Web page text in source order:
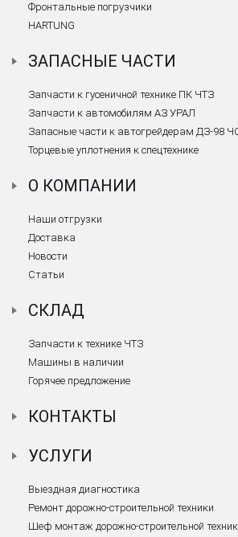
Фронтальные погрузчики
HARTUNG
ЗАПАСНЫЕ ЧАСТИ
Запчасти к гусеничной технике ПК ЧТЗ
Запчасти к автомобилям АЗ УРАЛ
Запасные части к автогрейдерам ДЗ-98
Торцевые уплотнения к спецтехнике
О КОМПАНИИ
Наши отгрузки
Доставка
Новости
Статьи
СКЛАД
Запчасти к технике ЧТЗ
Машины в наличии
Горячее предложение
КОНТАКТЫ
УСЛУГИ
Выездная диагностика
Ремонт дорожно-строительной техники
Шеф монтаж дорожно-строительной